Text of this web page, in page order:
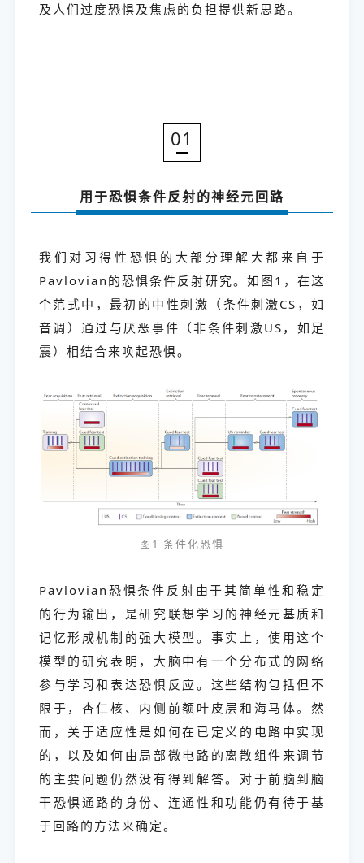
及人们过度恐惧及焦虑的负担提供新思路。
01
用于恐惧条件反射的神经元回路
我们对习得性恐惧的大部分理解大都来自于
Pavlovian的恐惧条件反射研究。如图1，在这
个范式中，最初的中性刺激（条件刺激CS，如
音调）通过与厌恶事件（非条件刺激US，如足
震）相结合来唤起恐惧。
图1 条件化恐惧
Pavlovian恐惧条件反射由于其简单性和稳定
的行为输出，是研究联想学习的神经元基质和
记忆形成机制的强大模型。事实上，使用这个
模型的研究表明，大脑中有一个分布式的网络
参与学习和表达恐惧反应。这些结构包括但不
限于，杏仁核、内侧前额叶皮层和海马体。然
而，关于适应性是如何在已定义的电路中实现
的，以及如何由局部微电路的离散组件来调节
的主要问题仍然没有得到解答。对于前脑到脑
干恐惧通路的身份、连通性和功能仍有待于基
于回路的方法来确定。